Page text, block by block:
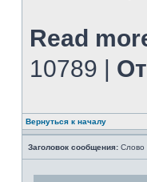
Read
10789 |
Вернуться к началу
Заголовок сообщения: Слово